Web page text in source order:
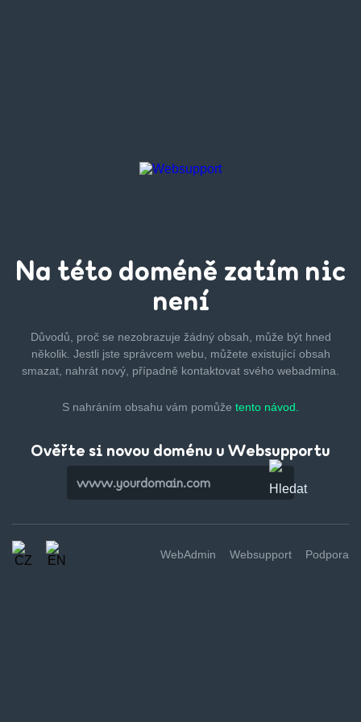
Na této doméně zatím nic
není
Důvodů, proč se nezobrazuje žádný obsah, může být hned
několik. Jestli jste správcem webu, můžete existující obsah
smazat, nahrát nový, případně kontaktovat svého webadmina.
S nahráním obsahu vám pomůže tento návod.
Ověřte si novou doménu u Websupportu
WebAdmin Websupport Podpora